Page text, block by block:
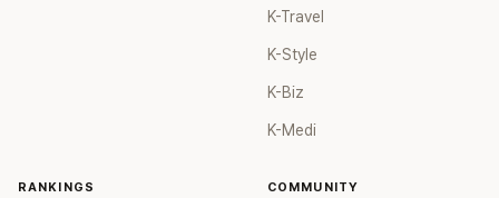
K-Travel
K-Style
K-Biz
K-Medi
RANKINGS COMMUNITY